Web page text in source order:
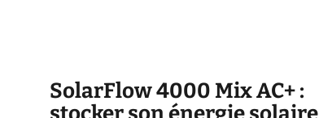
SolarFlow 4000 Mix AC+ :